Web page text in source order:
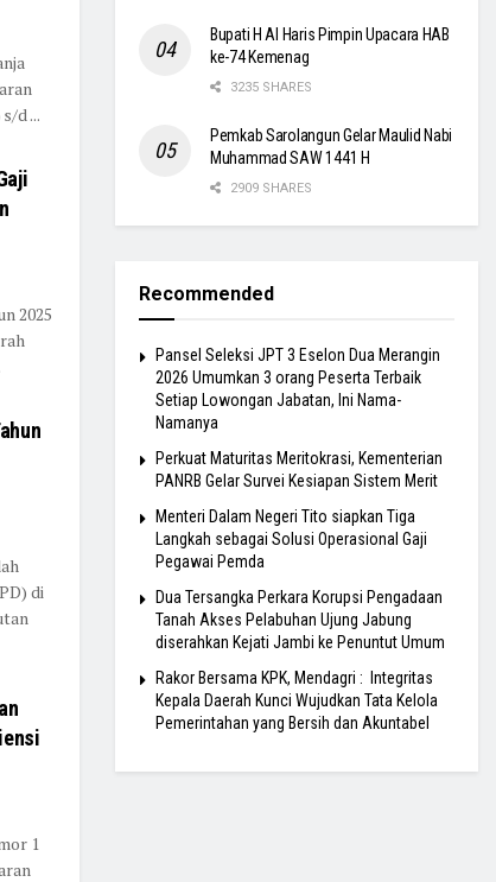
d ...
2025
di
1
Bupati H Al Haris Pimpin Upacara HAB
ke-74 Kemenag
3235 SHARES
Pemkab Sarolangun Gelar Maulid Nabi
Muhammad SAW 1441 H
2909 SHARES
Recommended
Pansel Seleksi JPT 3 Eselon Dua Merangin
2026 Umumkan 3 orang Peserta Terbaik
Setiap Lowongan Jabatan, Ini Nama-
Namanya
Perkuat Maturitas Meritokrasi, Kementerian
PANRB Gelar Survei Kesiapan Sistem Merit
Menteri Dalam Negeri Tito siapkan Tiga
Langkah sebagai Solusi Operasional Gaji
Pegawai Pemda
Dua Tersangka Perkara Korupsi Pengadaan
Tanah Akses Pelabuhan Ujung Jabung
diserahkan Kejati Jambi ke Penuntut Umum
Rakor Bersama KPK, Mendagri : Integritas
Kepala Daerah Kunci Wujudkan Tata Kelola
Pemerintahan yang Bersih dan Akuntabel